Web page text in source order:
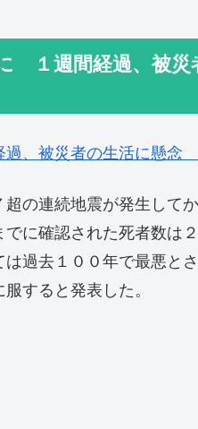
１週間経過、被災
、被災者の生活に懸念
の連続地震が発生して
に確認された死者数は
過去１００年で最悪と
すると発表した。